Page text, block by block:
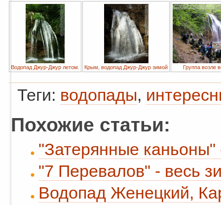
Водопад Джур-Джур летом. Крым, водопад Джур-Джур зимой Группа возле
Теги: водопады,
Похожие статьи:
"Затерянные
"7 Перевалов" - весь
Водопад Женецкий,